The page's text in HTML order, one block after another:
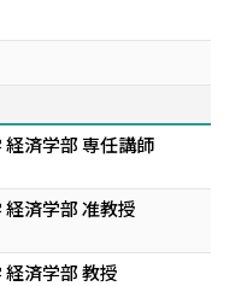
経済学部 専任講師
経済学部 准教授
経済学部 教授